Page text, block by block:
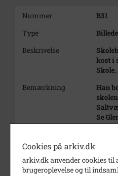
Nummer
B31
Type
Beskrivelse
kost i
Skole.
Bemærkning
Han
Se
Årstal
1910
Cookies på arkiv.dk
arkiv.dk anvender cookies til
brugeroplevelse og til